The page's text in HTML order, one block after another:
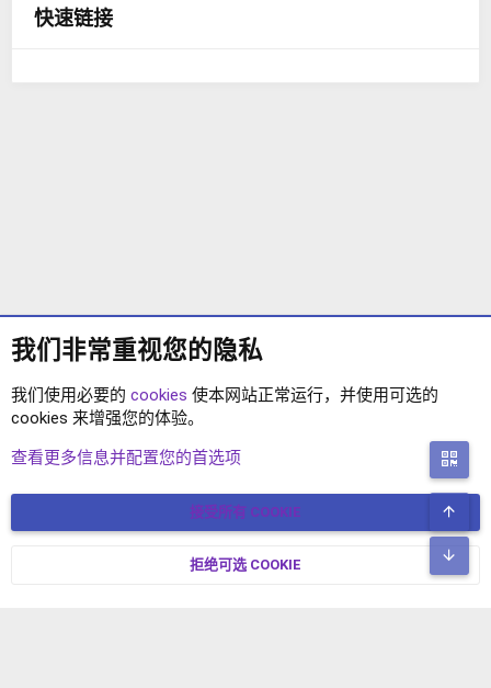
快速链接
XENFORO 2.2 主题
简体中文 联系我们
© COPYRIGHT 2017-2026 XENFORO中文社区 版权所有 冀ICP备
我们非常重视您的隐私
我们使用必要的 cookies 使本网站正常运行，并使用可选的
cookies 来增强您的体验。
查看更多信息并配置您的首选项
接受所有 COOKIE
拒绝可选 COOKIE